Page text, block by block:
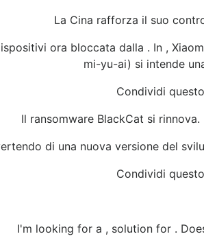
La Cina rafforza il suo
ora bloccata dalla . In ,
mi-yu-ai) si intende
Condividi
Il ransomware BlackCat si
di una nuova versione del
Condividi
I'm looking for a , solution for .